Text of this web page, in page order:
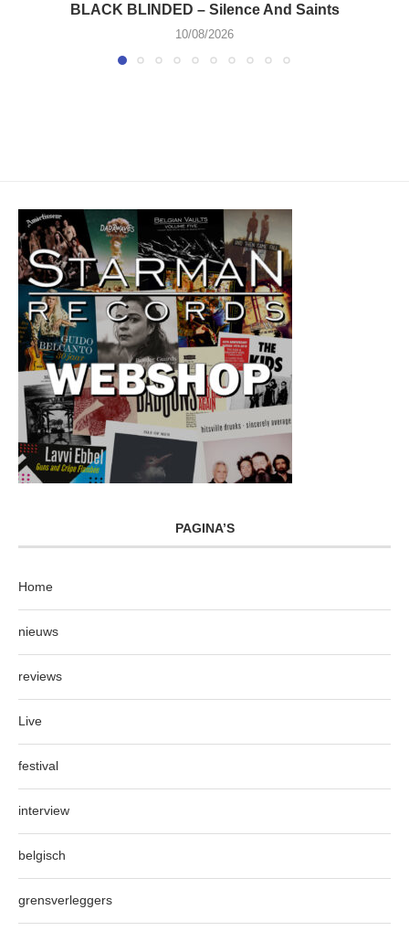
BLACK BLINDED – Silence And Saints
10/08/2026
PAGINA’S
Home
nieuws
reviews
Live
festival
interview
belgisch
grensverleggers